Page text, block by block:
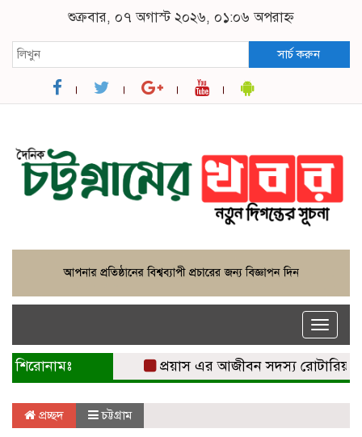
শুক্রবার, ০৭ অগাস্ট ২০২৬, ০১:০৬ অপরাহ্ন
সার্চ করুন
Toggle
শিরোনামঃ প্রয়াস এর আজীবন সদস্য রোটারিয়ান
প্রচ্ছদ চট্টগ্রাম